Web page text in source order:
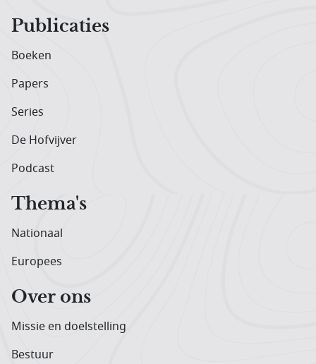
Publicaties
Boeken
Papers
Series
De Hofvijver
Podcast
Thema's
Nationaal
Europees
Over ons
Missie en doelstelling
Bestuur